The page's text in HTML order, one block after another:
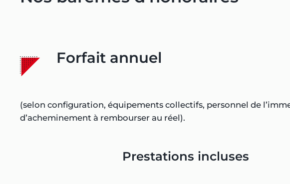
Forfait annuel
(selon configuration, équipements collectifs, personnel de
d’acheminement à rembourser au réel).
Prestations incluses